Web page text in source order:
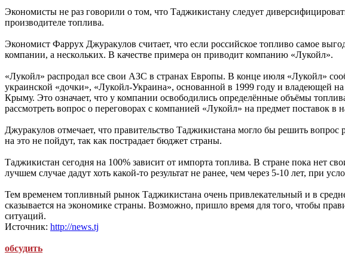
Экономисты не раз говорили о том, что Таджикистану следует
производителе топлива.
Экономист Фаррух Джуракулов считает, что если российское топливо самое
компании, а нескольких. В качестве примера он приводит компанию «Лукойл».
«Лукойл» распродал все свои АЗС в странах Европы. В конце июля «Лукойл»
украинской «дочки», «Лукойл-Украина», основанной в 1999 году и владеющей
Крыму. Это означает, что у компании освободились определённые объёмы
рассмотреть вопрос о переговорах с компанией «Лукойл» на предмет поставок в
Джуракулов отмечает, что правительство Таджикистана могло бы решить
на это не пойдут, так как пострадает бюджет страны.
Таджикистан сегодня на 100% зависит от импорта топлива. В стране пока нет
лучшем случае дадут хоть какой-то результат не ранее, чем через 5-10 лет, при
Тем временем топливный рынок Таджикистана очень привлекательный и в
сказывается на экономике страны. Возможно, пришло время для того, чтобы
ситуаций.
Источник: http://news.tj
обсудить